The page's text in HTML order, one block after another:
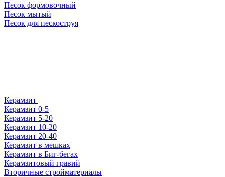
Песок формовочный
Песок мытый
Песок для пескоструя
Керамзит
Керамзит 0-5
Керамзит 5-20
Керамзит 10-20
Керамзит 20-40
Керамзит в мешках
Керамзит в Биг-бегах
Керамзитовый гравий
Вторичные стройматериалы